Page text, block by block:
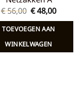
€56,00
prijs
was:
€ 56,00.
€48,00
TOEVOEGEN AAN
WINKELWAGEN